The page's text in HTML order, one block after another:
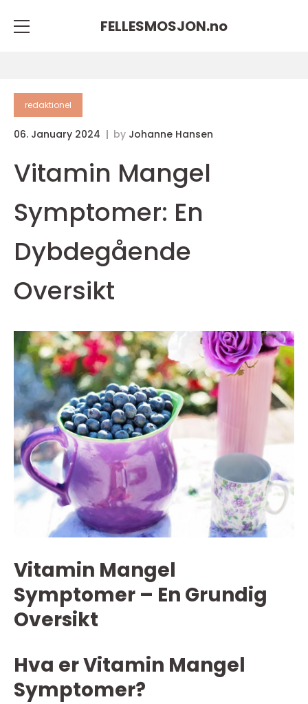
FELLESMOSJON.no
redaktionel
06. January 2024 by Johanne Hansen
Vitamin Mangel
Symptomer: En
Dybdegående
Oversikt
Vitamin Mangel
Symptomer – En Grundig
Oversikt
Hva er Vitamin Mangel
Symptomer?